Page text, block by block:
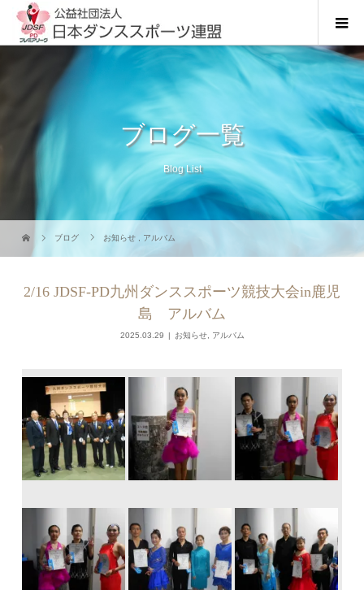
ブログ一覧
Blog List
ブログ お知らせ アルバム
2/16 JDSF-PD九州ダンススポーツ競技大会in鹿児
島 アルバム
2025.03.29 お知らせ, アルバム